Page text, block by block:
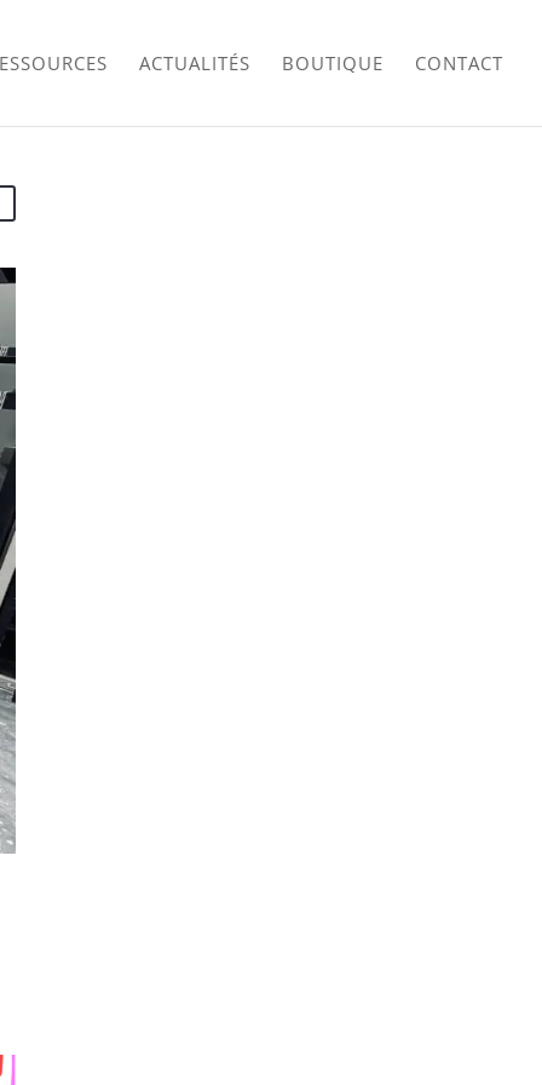
ACTUALITÉS BOUTIQUE CONTACT